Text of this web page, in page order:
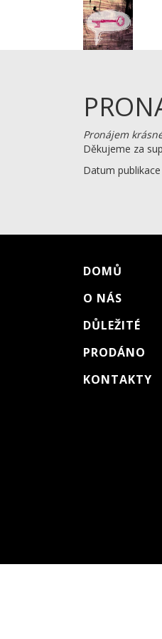
Pronájem
Děkujeme za
Datum
DOMŮ
O NÁS
DŮLEŽITÉ
PRODÁNO
KONTAKTY